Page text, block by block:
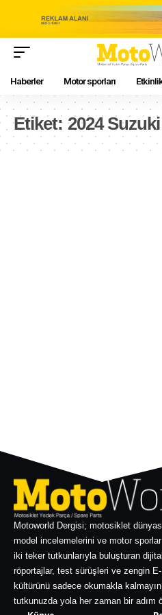
Haberler Motor sporları
Etiket: 2024
Motoworld Dergisi; motosiklet
model incelemelerini ve motor
iki teker tutkunlarıyla buluşturan
röportajlar, test sürüşleri ve zengin
kültürünü sadece okumakla
tutkunuzda yola her zaman bir adım